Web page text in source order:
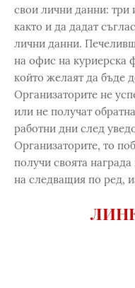
свои лични данни: три
както и да дадат
лични данни.
на офис на куриерска
който желаят да бъде
Организаторите не
или не получат
работни дни след
Организаторите, то
получи своята
на следващия по ред,
ЛИНК